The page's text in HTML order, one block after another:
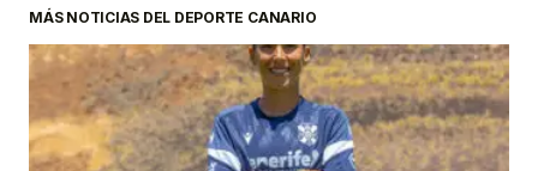
MÁS NOTICIAS DEL DEPORTE CANARIO